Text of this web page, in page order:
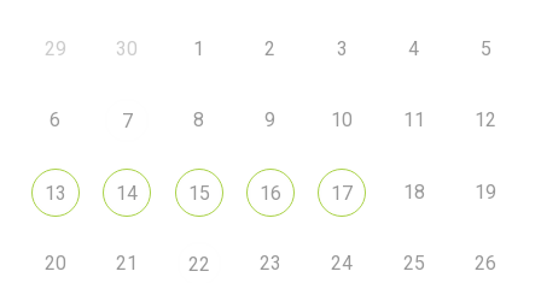
29 30 1 2 3 4 5
6 7 8 9 10 11 12
13 14 15 16 17 18 19
20 21 22 23 24 25 26